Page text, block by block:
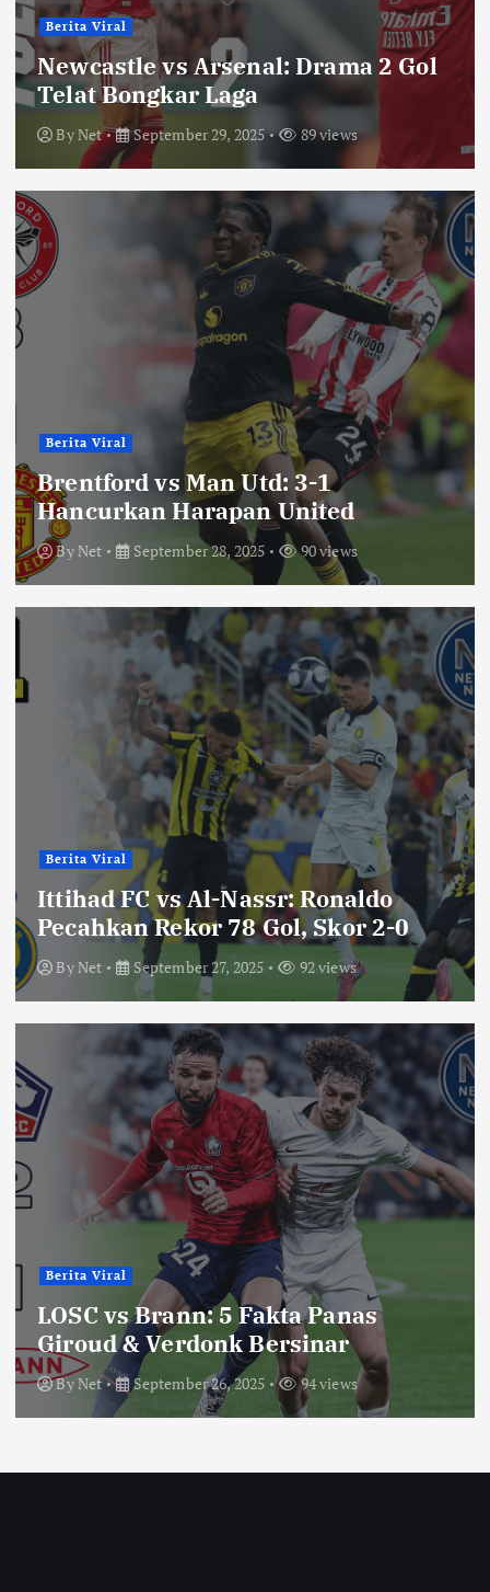
Berita Viral
Newcastle vs Arsenal: Drama 2 Gol
Telat Bongkar Laga
ByNet September 29, 2025 89 views
Berita Viral
Brentford vs Man Utd: 3-1
Hancurkan Harapan United
ByNet September 28, 2025 90 views
Berita Viral
Ittihad FC vs Al-Nassr: Ronaldo
Pecahkan Rekor 78 Gol, Skor 2-0
ByNet September 27, 2025 92 views
Berita Viral
LOSC vs Brann: 5 Fakta Panas
Giroud & Verdonk Bersinar
ByNet September 26, 2025 94 views